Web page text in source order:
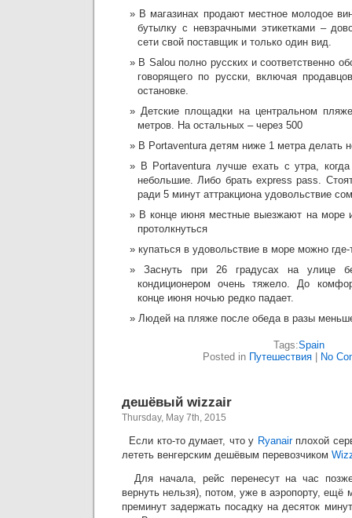
В магазинах продают местное молодое
бутылку с невзрачными этикетками –
сети свой поставщик и только один вид.
В Salou полно русских и соответственно
говорящего по русски, включая
остановке.
Детские площадки на центральном
метров. На остальных – через 500
В Portaventura детям ниже 1 метра делать
В Portaventura лучше ехать с утра,
небольшие. Либо брать express pass.
ради 5 минут аттракциона удовольствие
В конце июня местные выезжают на море
протолкнуться
купаться в удовольствие в море можно
Заснуть при 26 градусах на улице
кондиционером очень тяжело. До
конце июня ночью редко падает.
Людей на пляже после обеда в разы
Tags:Spain
Posted in Путешествия No
дешёвый wizzair
Thursday, May 7th, 2015
Если кто-то думает, что у Ryanairплохой
лететь венгерским дешёвым перевозчиком
Для начала, рейс перенесут на час
вернуть нельзя), потом, уже в аэропорту, ещё
преминут задержать посадку на десяток